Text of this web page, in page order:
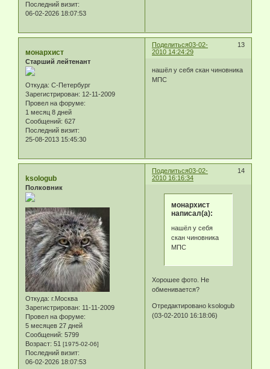
Последний визит:
06-02-2026 18:07:53
Поделиться 13
03-02-
2010 14:24:29
монархист
Старший лейтенант
Откуда: С-Петербург
Зарегистрирован: 12-11-2009
Провел на форуме:
1 месяц 8 дней
Сообщений: 627
Последний визит:
25-08-2013 15:45:30
нашёл у себя скан чиновника
МПС
Поделиться 14
03-02-
2010 16:16:34
ksologub
Полковник
Откуда: г.Москва
Зарегистрирован: 11-11-2009
Провел на форуме:
5 месяцев 27 дней
Сообщений: 5799
Возраст: 51 [1975-02-06]
Последний визит:
06-02-2026 18:07:53
монархист
написал(а):
нашёл у себя
скан чиновника
МПС
Хорошее фото. Не
обменивается?
Отредактировано ksologub
(03-02-2010 16:18:06)